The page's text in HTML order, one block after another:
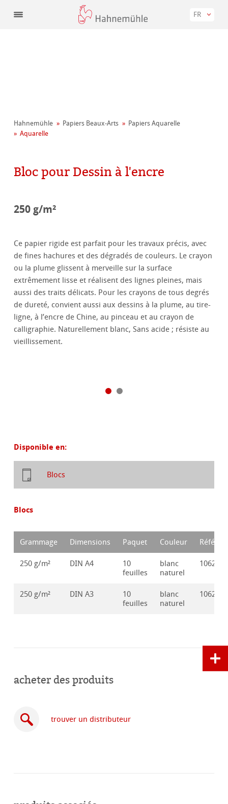
FR
Hahnemühle Papiers Beaux-Arts
Papiers Aquarelle
Aquarelle
Bloc pour Dessin à l'encre
250 g/m²
Ce papier rigide est parfait pour les travaux précis, avec
de fines hachures et des dégradés de couleurs. Le crayon
ou la plume glissent à merveille sur la surface
extrêmement lisse et réalisent des lignes pleines, mais
aussi des traits délicats. Pour les crayons de tous degrés
de dureté, convient aussi aux dessins à la plume, au tire-
ligne, à l’encre de Chine, au pinceau et au crayon de
calligraphie. Naturellement blanc, Sans acide ; résiste au
vieillissement.
Disponible en:
Blocs
Blocs
Grammage Dimensions Paquet Couleur
250 g/m² DIN A4
10
feuilles
blanc
naturel
250 g/m² DIN A3
10
feuilles
blanc
naturel
acheter des produits
trouver un distributeur